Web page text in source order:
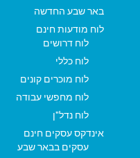
באר שבע החדשה
לוח מודעות חינם
לוח דרושים
לוח כללי
לוח מוכרים קונים
לוח מחפשי עבודה
לוח נדל"ן
אינדקס עסקים חינם
עסקים בבאר שבע